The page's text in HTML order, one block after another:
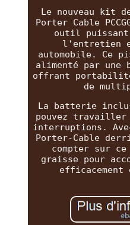
Le nouveau kit
Porter Cable
outil
l'entretien
automobile. Ce
alimenté par
offrant
de
La batterie
pouvez travailler
interruptions.
Porter-Cable
compter sur
graisse pour
efficacement